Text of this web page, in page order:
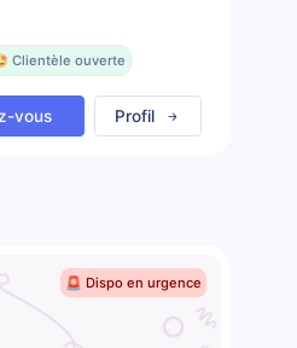
Clientèle ouverte
vous Profil
🚨 Dispo en urgence